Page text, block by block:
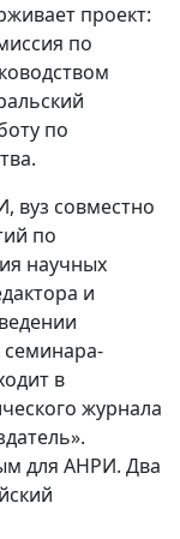
проект:
по
по
вуз совместно
по
научных
и
в
журнала
для АНРИ. Два